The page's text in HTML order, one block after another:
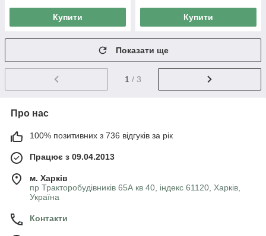
Купити Купити
Показати ще
1 / 3
Про нас
100% позитивних з 736 відгуків за рік
Працює з 09.04.2013
м. Харків
пр Тракторобудівників 65А кв 40, індекс 61120, Харків,
Україна
Контакти